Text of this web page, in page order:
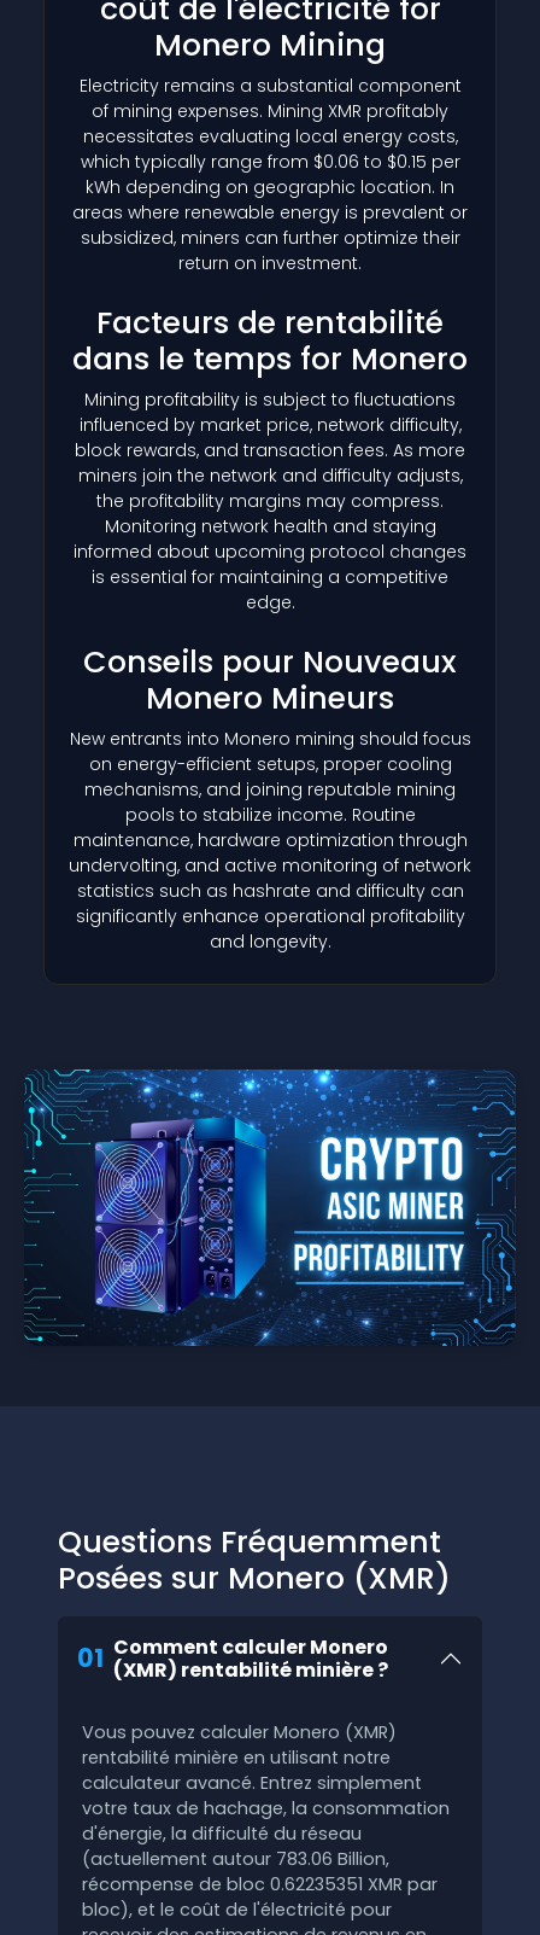
coût de l'électricité for
Monero Mining
Electricity remains a substantial component
of mining expenses. Mining XMR profitably
necessitates evaluating local energy costs,
which typically range from $0.06 to $0.15 per
kWh depending on geographic location. In
areas where renewable energy is prevalent or
subsidized, miners can further optimize their
return on investment.
Facteurs de rentabilité
dans le temps for Monero
Mining profitability is subject to fluctuations
influenced by market price, network difficulty,
block rewards, and transaction fees. As more
miners join the network and difficulty adjusts,
the profitability margins may compress.
Monitoring network health and staying
informed about upcoming protocol changes
is essential for maintaining a competitive
edge.
Conseils pour Nouveaux
Monero Mineurs
New entrants into Monero mining should focus
on energy-efficient setups, proper cooling
mechanisms, and joining reputable mining
pools to stabilize income. Routine
maintenance, hardware optimization through
undervolting, and active monitoring of network
statistics such as hashrate and difficulty can
significantly enhance operational profitability
and longevity.
Questions Fréquemment
Posées sur Monero (XMR)
01 Comment calculer Monero
(XMR) rentabilité minière ?
Vous pouvez calculer Monero (XMR)
rentabilité minière en utilisant notre
calculateur avancé. Entrez simplement
votre taux de hachage, la consommation
d'énergie, la difficulté du réseau
(actuellement autour 783.06 Billion,
récompense de bloc 0.62235351 XMR par
bloc), et le coût de l'électricité pour